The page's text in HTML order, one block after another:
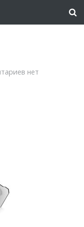
нет